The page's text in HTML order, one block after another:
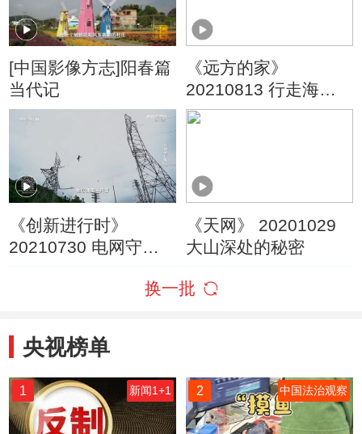
[中国影像方志]阳春篇
当代记
《远方的家》
20210813 行走海岸
线（14） 创新传承看
《创新进行时》
20210730 电网守护
《天网》 20201029
大山深处的秘密
换一批
央视榜单
1 新闻1+1 2 中国法治观察